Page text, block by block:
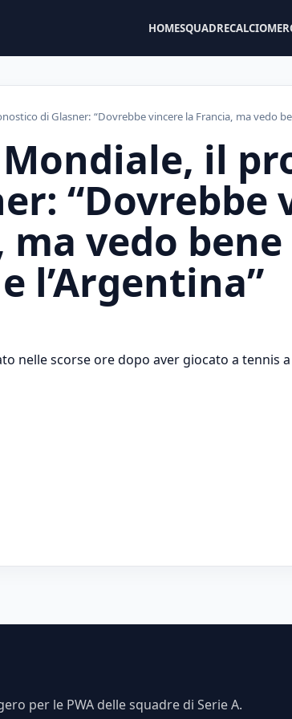
HOMESQUADRE
di Glasner: “Dovrebbe vincere la Francia, ma vedo
il
“Dovrebbe
ma vedo
l’Argentina”
nelle scorse ore dopo aver giocato a tennis
per le PWA delle squadre di Serie A.